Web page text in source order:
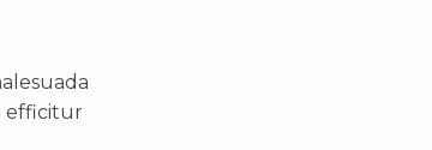
efficitur